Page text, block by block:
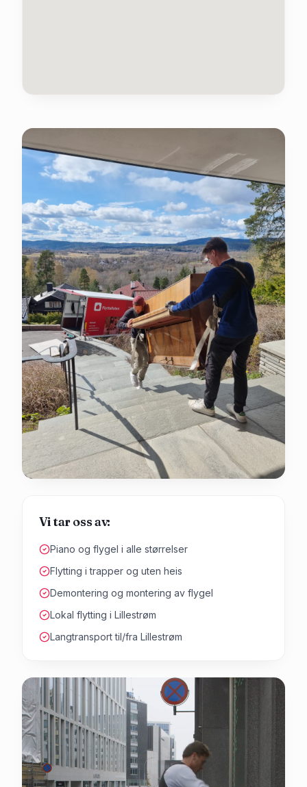
Vi tar oss av:
Piano og flygel i alle størrelser
Flytting i trapper og uten heis
Demontering og montering av flygel
Lokal flytting i Lillestrøm
Langtransport til/fra Lillestrøm